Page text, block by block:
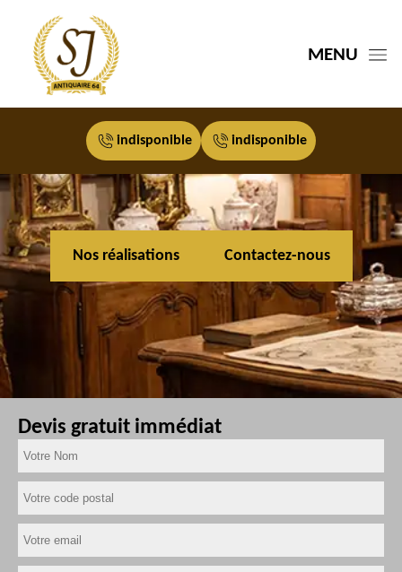
MENU
indisponible indisponible
Nos réalisations Contactez-nous
Devis gratuit immédiat